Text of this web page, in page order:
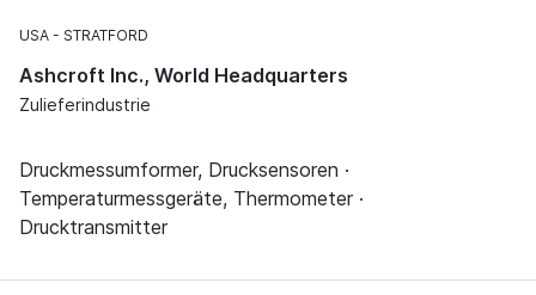
USA STRATFORD
Ashcroft Inc., World Headquarters
Zulieferindustrie
Druckmessumformer, Drucksensoren ·
Temperaturmessgeräte, Thermometer ·
Drucktransmitter